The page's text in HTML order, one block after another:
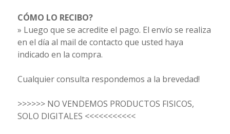
CÓMO LO RECIBO?
» Luego que se acredite el pago. El envío se realiza
en el día al mail de contacto que usted haya
indicado en la compra.
Cualquier consulta respondemos a la brevedad!
>>>>>> NO VENDEMOS PRODUCTOS FISICOS,
SOLO DIGITALES <<<<<<<<<<<